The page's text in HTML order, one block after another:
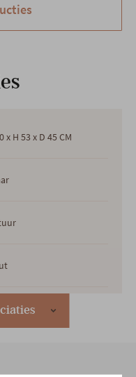
x H 53 x D 45 CM